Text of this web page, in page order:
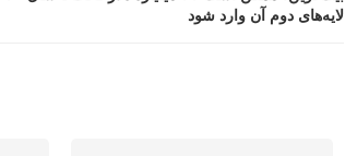
لایه‌های دوم آن وارد شود